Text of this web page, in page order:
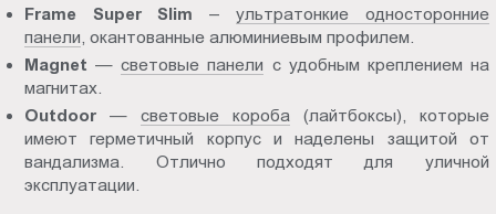
Frame Super Slim –ультратонкие односторонние
панели , окантованные алюминиевым профилем.
Magnet —световые панели с удобным креплением на
магнитах.
Outdoor —световые короба (лайтбоксы), которые
имеют герметичный корпус и наделены защитой от
вандализма. Отлично подходят для уличной
эксплуатации.